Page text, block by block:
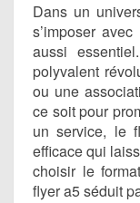
Dans un
s’imposer
aussi
polyvalent
ou une
ce soit pour
un service, le
efficace qui
choisir le
flyer a5 séduit